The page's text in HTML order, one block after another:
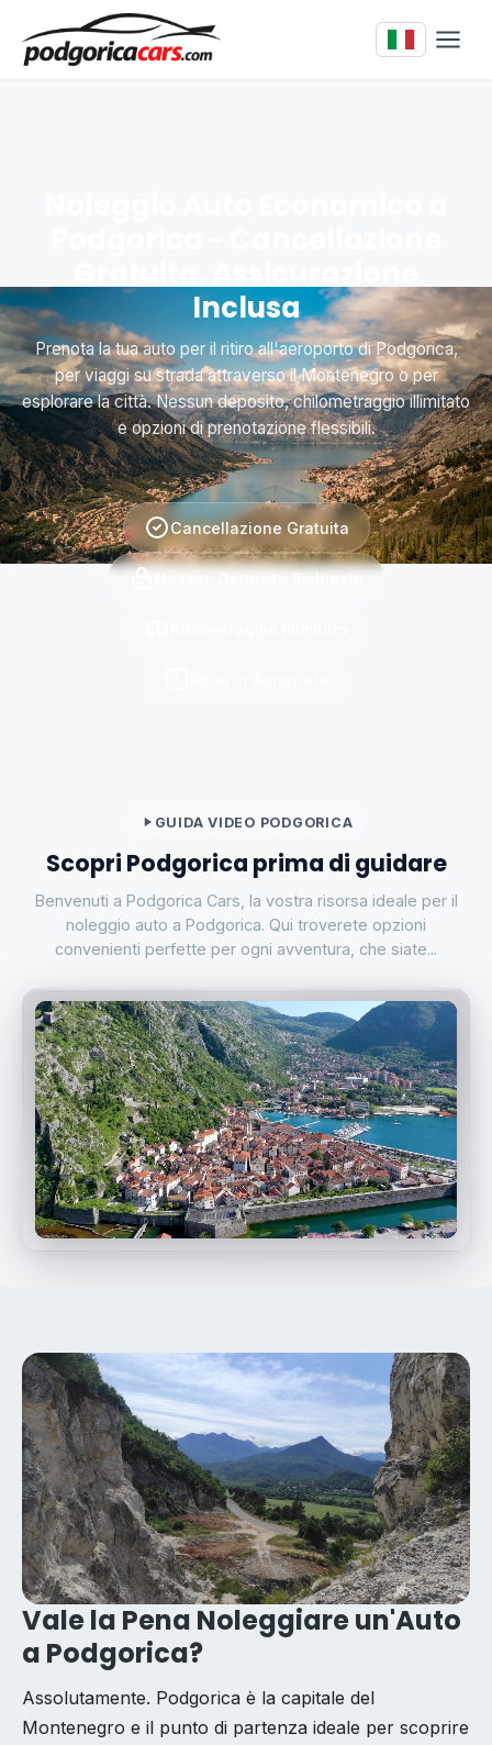
Inclusa
Prenota la tua auto per il ritiro all'aeroporto di Podgorica,
per viaggi su strada attraverso il Montenegro o per
esplorare la città. Nessun deposito, chilometraggio illimitato
e opzioni di prenotazione flessibili.
Cancellazione Gratuita
GUIDA VIDEO PODGORICA
Scopri Podgorica prima di guidare
Benvenuti a Podgorica Cars, la vostra risorsa ideale per il
noleggio auto a Podgorica. Qui troverete opzioni
convenienti perfette per ogni avventura, che siate...
Vale la Pena Noleggiare un'Auto
a Podgorica?
Assolutamente. Podgorica è la capitale del
Montenegro e il punto di partenza ideale per scoprire